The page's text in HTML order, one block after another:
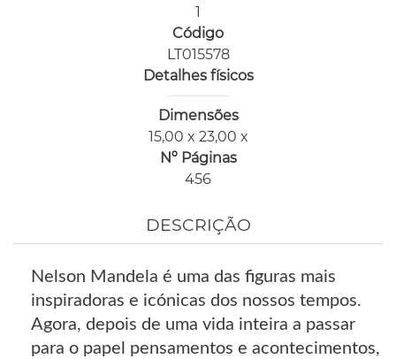
1
Código
LT015578
Detalhes físicos
Dimensões
15,00 x 23,00 x
Nº Páginas
456
DESCRIÇÃO
Nelson Mandela é uma das figuras mais
inspiradoras e icónicas dos nossos tempos.
Agora, depois de uma vida inteira a passar
para o papel pensamentos e acontecimentos,